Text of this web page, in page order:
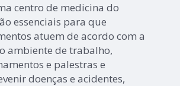
centro de medicina do
essenciais para que
atuem de acordo com a
ambiente de trabalho,
e palestras e
doenças e acidentes,